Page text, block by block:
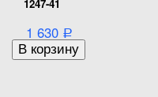
1247-41
1 630 Р